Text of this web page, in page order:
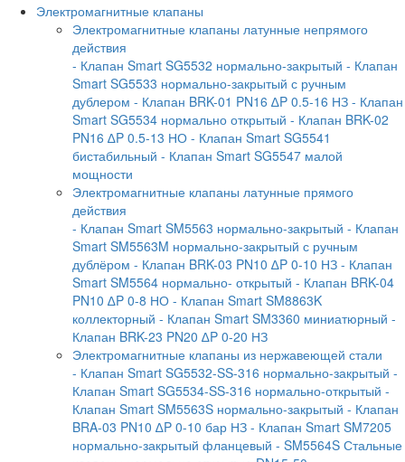
Электромагнитные клапаны
Электромагнитные клапаны латунные непрямого
действия
- Клапан Smart SG5532 нормально-закрытый - Клапан
Smart SG5533 нормально-закрытый с ручным
дублером - Клапан BRK-01 PN16 ∆P 0.5-16 НЗ - Клапан
Smart SG5534 нормально открытый - Клапан BRK-02
PN16 ∆P 0.5-13 НО - Клапан Smart SG5541
бистабильный - Клапан Smart SG5547 малой
мощности
Электромагнитные клапаны латунные прямого
действия
- Клапан Smart SM5563 нормально-закрытый - Клапан
Smart SM5563M нормально-закрытый с ручным
дублёром - Клапан BRK-03 PN10 ∆P 0-10 НЗ - Клапан
Smart SM5564 нормально- открытый - Клапан BRK-04
PN10 ∆P 0-8 НО - Клапан Smart SM8863K
коллекторный - Клапан Smart SM3360 миниатюрный -
Клапан BRK-23 PN20 ∆P 0-20 НЗ
Электромагнитные клапаны из нержавеющей стали
- Клапан Smart SG5532-SS-316 нормально-закрытый -
Клапан Smart SG5534-SS-316 нормально-открытый -
Клапан Smart SM5563S нормально-закрытый - Клапан
BRA-03 PN10 ∆P 0-10 бар НЗ - Клапан Smart SM7205
нормально-закрытый фланцевый - SM5564S Стальные